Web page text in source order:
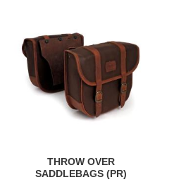
THROW OVER
SADDLEBAGS (PR)